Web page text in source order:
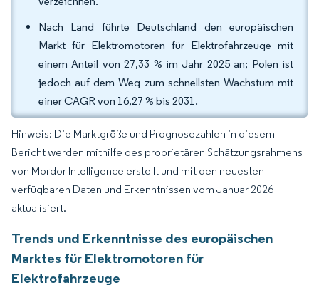
Nach Land führte Deutschland den europäischen
Markt für Elektromotoren für Elektrofahrzeuge mit
einem Anteil von 27,33 % im Jahr 2025 an; Polen ist
jedoch auf dem Weg zum schnellsten Wachstum mit
einer CAGR von 16,27 % bis 2031.
Hinweis: Die Marktgröße und Prognosezahlen in diesem
Bericht werden mithilfe des proprietären Schätzungsrahmens
von Mordor Intelligence erstellt und mit den neuesten
verfügbaren Daten und Erkenntnissen vom Januar 2026
aktualisiert.
Trends und Erkenntnisse des europäischen
Marktes für Elektromotoren für
Elektrofahrzeuge